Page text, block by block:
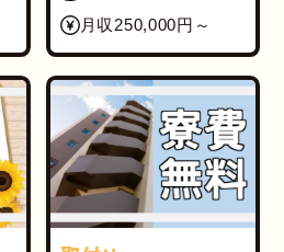
月収250,000円～